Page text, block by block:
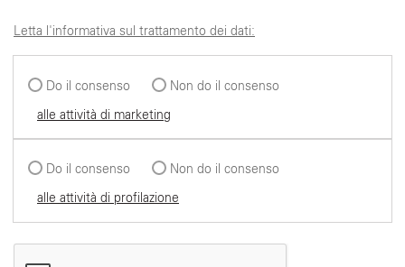
Letta l'informativa sul trattamento dei dati:
Do il consenso
Non do il consenso
alle attività di marketing
Do il consenso
Non do il consenso
alle attività di profilazione